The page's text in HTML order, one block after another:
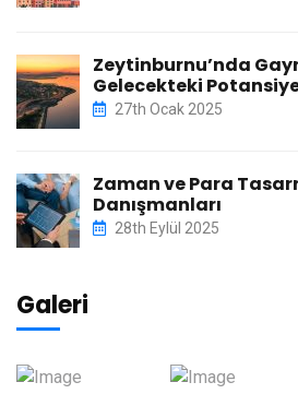
Zeytinburnu’nda
Gelecekteki
27th Ocak 2025
Zaman ve Para
Danışmanları
28th Eylül 2025
Galeri